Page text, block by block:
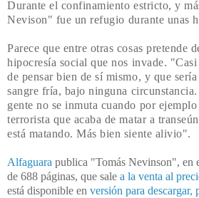
Durante el confinamiento estricto, y
Nevison" fue un refugio durante unas
Parece que entre otras cosas pretende
hipocresía social que nos invade. "
de pensar bien de sí mismo, y que
sangre fría, bajo ninguna circunstancia.
gente no se inmuta cuando por
terrorista que acaba de matar a
está matando. Más bien siente alivio".
Alfaguara publica "Tomás Nevinson", en
de 688 páginas, que sale a la venta al
está disponible en versión para